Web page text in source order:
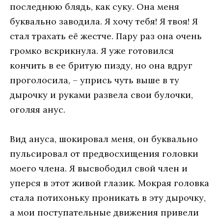
последнюю блядь, как суку. Она меня
буквально заводила. Я хочу тебя! Я твоя! Я
стал трахать её жестче. Пару раз она очень
громко вскрикнула. Я уже готовился
кончить в ее бритую пизду, но она вдруг
проголосила, – упрись чуть выше в ту
дырочку и руками развела свои булочки,
оголяя анус.
Вид ануса, шокировал меня, он буквально
пульсировал от предвосхищения головки
моего члена. Я высвободил свой член и
уперся в этот живой глазик. Мокрая головка
стала потихоньку проникать в эту дырочку,
а мои поступательные движения привели